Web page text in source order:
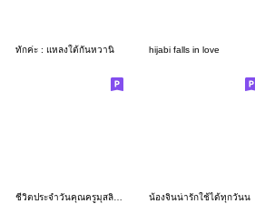
ทักค่ะ : แหลงใต้กันหวานิ hijabi falls in love
น้องจินน่ารักใช้ได้ทุกวันน